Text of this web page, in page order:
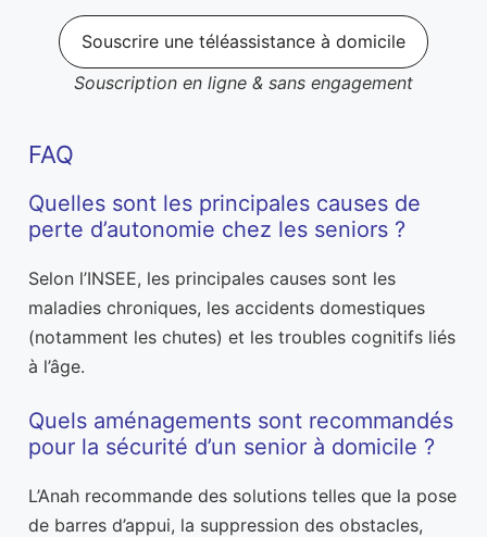
Souscrire une téléassistance à domicile
Souscription en ligne & sans engagement
FAQ
Quelles sont les principales causes de
perte d’autonomie chez les seniors ?
Selon l’INSEE, les principales causes sont les
maladies chroniques, les accidents domestiques
(notamment les chutes) et les troubles cognitifs liés
à l’âge.
Quels aménagements sont recommandés
pour la sécurité d’un senior à domicile ?
L’Anah recommande des solutions telles que la pose
de barres d’appui, la suppression des obstacles,